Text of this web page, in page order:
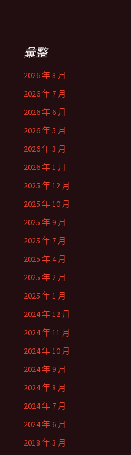
彙整
2026 年 8 月
2026 年 7 月
2026 年 6 月
2026 年 5 月
2026 年 3 月
2026 年 1 月
2025 年 12 月
2025 年 10 月
2025 年 9 月
2025 年 7 月
2025 年 4 月
2025 年 2 月
2025 年 1 月
2024 年 12 月
2024 年 11 月
2024 年 10 月
2024 年 9 月
2024 年 8 月
2024 年 7 月
2024 年 6 月
2018 年 3 月